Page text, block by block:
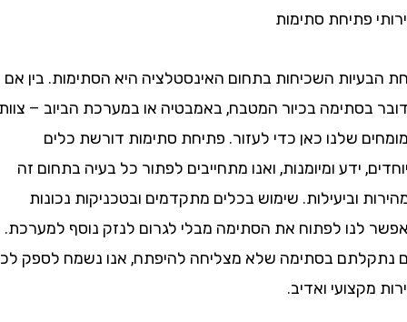
פתיחת סתימות
השכיחות בתחום האינסטלציה היא הסתימות. בין אם
בכיור המטבח, באמבטיה או במערכת הביוב – צוות
שלנו כאן כדי לעזור. פתיחת סתימות דורשת כלים
ידע ומיומנות, ואנו מתחייבים לפתור כל בעיה בתחום זה
וביעילות. שימוש בכלים מתקדמים ובטכניקות נכונות
לפתוח את הסתימה מבלי לגרום לנזק נוסף למערכת.
בסתימה שלא מצליחה להיפתח, אנו נשמח לספק לכם
ואדיב.